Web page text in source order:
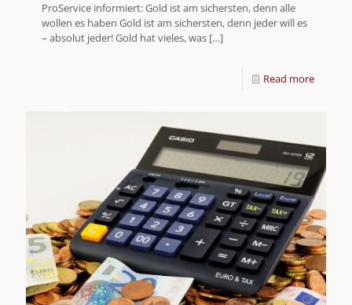
ProService informiert: Gold ist am sichersten, denn alle
wollen es haben Gold ist am sichersten, denn jeder will es
– absolut jeder! Gold hat vieles, was […]
Read more